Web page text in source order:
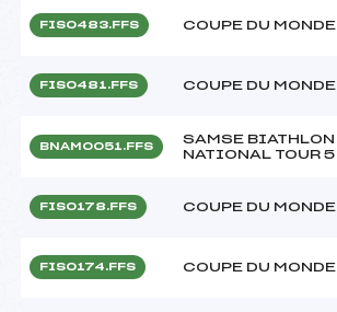
FIS0483.FFS COUPE DU MONDE
FIS0481.FFS COUPE DU MONDE
BNAM0051.FFS
SAMSE BIATHLON
NATIONAL TOUR 5
FIS0178.FFS COUPE DU MONDE
FIS0174.FFS COUPE DU MONDE